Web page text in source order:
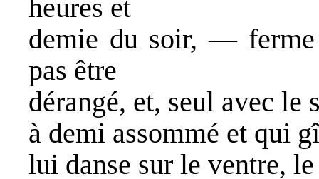
heures et
demie du soir, —
pas être
dérangé, et, seul avec le
à demi assommé et qui
lui danse sur le ventre,